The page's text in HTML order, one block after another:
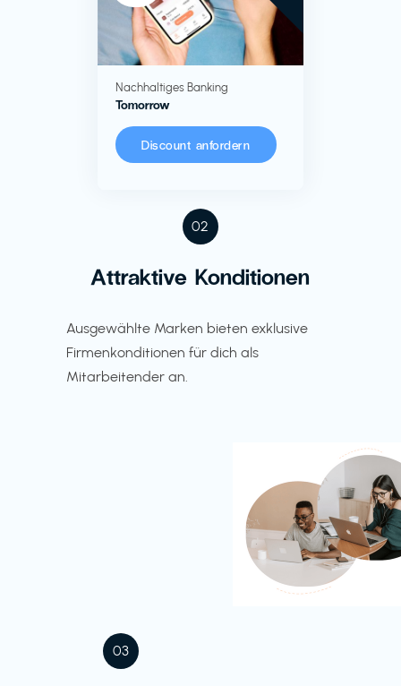
02
Attraktive Konditionen
Ausgewählte Marken bieten exklusive
Firmenkonditionen für dich als
Mitarbeitender an.
Nachhaltiges Banking
Tomorrow
Discount anfordern
03